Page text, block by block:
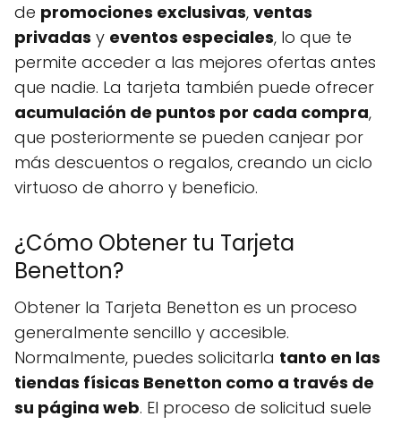
de promociones exclusivas, ventas
privadas y eventos especiales, lo que te
permite acceder a las mejores ofertas antes
que nadie. La tarjeta también puede ofrecer
acumulación de puntos por cada compra,
que posteriormente se pueden canjear por
más descuentos o regalos, creando un ciclo
virtuoso de ahorro y beneficio.
¿Cómo Obtener tu Tarjeta
Benetton?
Obtener la Tarjeta Benetton es un proceso
generalmente sencillo y accesible.
Normalmente, puedes solicitarla tanto en las
tiendas físicas Benetton como a través de
su página web. El proceso de solicitud suele